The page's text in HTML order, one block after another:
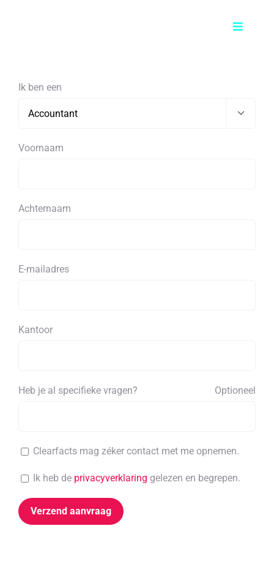
Toggle
Ik ben een

Voornaam
Achternaam
E-mailadres
Kantoor
Heb je al specifieke vragen? Optioneel
Clearfacts mag zéker contact met me opnemen.
Ik heb de privacyverklaring gelezen en begrepen.